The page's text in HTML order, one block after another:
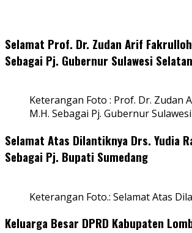
Selamat Prof. Dr. Zudan Arif
Sebagai Pj. Gubernur Sulawesi Selatan
Keterangan Foto : Prof. Dr. Zudan
M.H. Sebagai Pj. Gubernur
Selamat Atas Dilantiknya Drs. Yudia
Sebagai Pj. Bupati Sumedang
Keterangan Foto.: Selamat Atas
Keluarga Besar DPRD Kabupaten